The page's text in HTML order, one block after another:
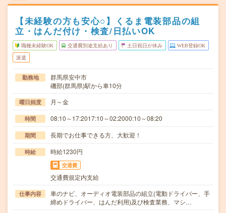
【未経験の方も安心○】くるま電装部品の組
立・はんだ付け・検査/日払いOK
職種未経験OK 交通費別途支給あり 土日祝日が休み WEB登録OK
派遣
勤務地
群馬県安中市
磯部(群馬県)駅から車10分
曜日頻度 月～金
時間 08:10～17:2017:10～02:2000:10～08:20
期間 長期でお仕事できる方、大歓迎！
時給 時給1230円
交通費
交通費規定内支給
仕事内容
車のナビ、オーディオ電装部品の組立(電動ドライバー、手
締めドライバー、はんだ利用)及び検査業務、マシ…